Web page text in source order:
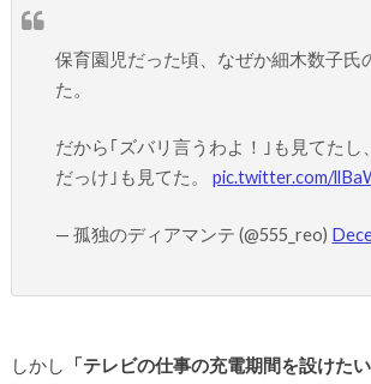
保育園児だった頃、なぜか細木数子氏
た。
だから｢ズバリ言うわよ！｣も見てたし
だっけ｣も見てた。pic.twitter.com/
— 孤独のディアマンテ (@555_reo)
しかし
「テレビの仕事の充電期間を設けた